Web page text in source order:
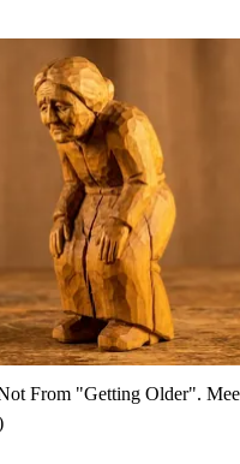
From "Getting Older".